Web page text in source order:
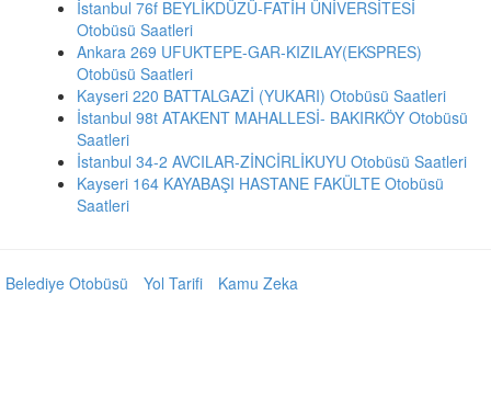
İstanbul 76f BEYLİKDÜZÜ-FATİH ÜNİVERSİTESİ
Otobüsü Saatleri
Ankara 269 UFUKTEPE-GAR-KIZILAY(EKSPRES)
Otobüsü Saatleri
Kayseri 220 BATTALGAZİ (YUKARI) Otobüsü Saatleri
İstanbul 98t ATAKENT MAHALLESİ- BAKIRKÖY Otobüsü
Saatleri
İstanbul 34-2 AVCILAR-ZİNCİRLİKUYU Otobüsü Saatleri
Kayseri 164 KAYABAŞI HASTANE FAKÜLTE Otobüsü
Saatleri
Belediye Otobüsü Yol Tarifi Kamu Zeka